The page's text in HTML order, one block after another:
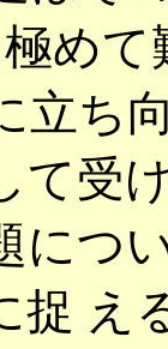
め
立ち
て受
につ
捉 え